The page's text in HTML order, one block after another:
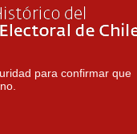
para confirmar que